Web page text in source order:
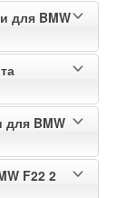
для BMW
для BMW
F22 2